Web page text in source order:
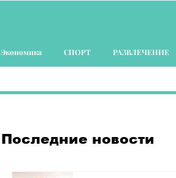
Экономика СПОРТ РАЗВЛЕЧЕНИЕ
Последние новости